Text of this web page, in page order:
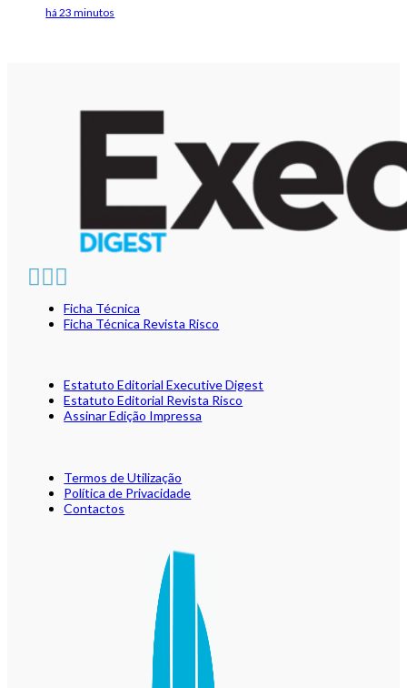
há 23 minutos
Ficha Técnica
Ficha Técnica Revista Risco
Estatuto Editorial Executive Digest
Estatuto Editorial Revista Risco
Assinar Edição Impressa
Termos de Utilização
Política de Privacidade
Contactos